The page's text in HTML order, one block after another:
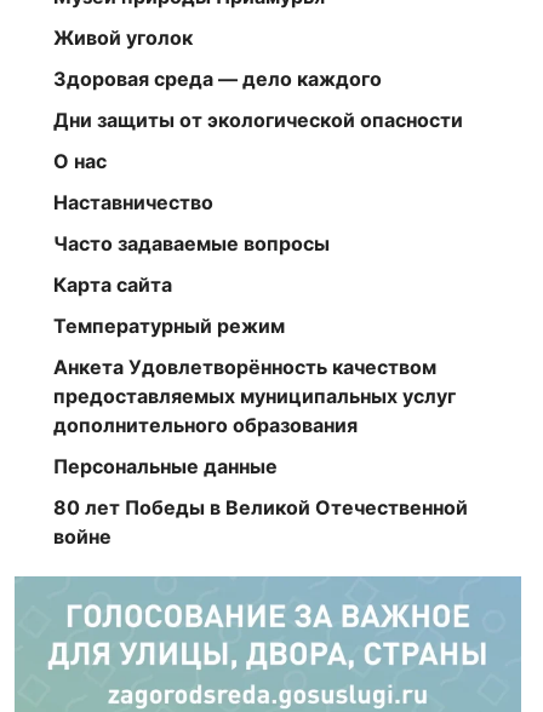
Живой уголок
Здоровая среда — дело каждого
Дни защиты от экологической опасности
О нас
Наставничество
Часто задаваемые вопросы
Карта сайта
Температурный режим
Анкета Удовлетворённость качеством
предоставляемых муниципальных услуг
дополнительного образования
Персональные данные
80 лет Победы в Великой Отечественной
войне